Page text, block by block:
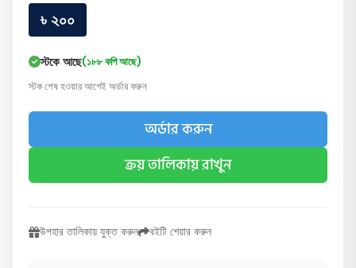
৳ ২০০
স্টকে আছে(১৮৮ কপি আছে)
স্টক শেষ হওয়ার আগেই অর্ডার করুন
অর্ডার করুন
ক্রয় তালিকায় রাখুন
উপহার তালিকায় যুক্ত করুন বইটি শেয়ার করুন